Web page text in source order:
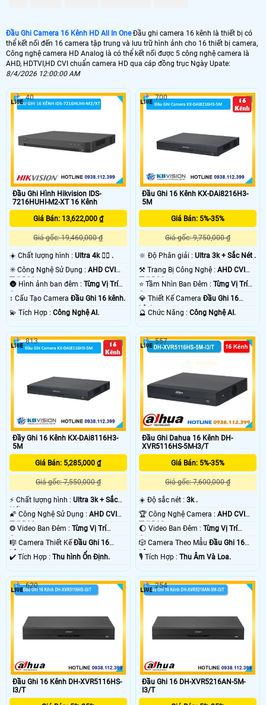
2.800.000 VNĐ DS-7216HGHI-K1
🗄 Đầu Thu Camera 16 Kênh Kbvision
📬 Đầu Ghi 16 Kênh 4k Dahua
DH-XVR5116H-4KL-I3
chất lượng ghi hình ảnh từ HD 1080N đến chất lượng ghi hình ultr 4k. Đầu
ghi sử dụng công nghệ lưu trữ h265 và h265+ tiết kiệm dung lượng lưu trữ ,
Đầu ghi camera hd 16 kênh giá rẻ giám sát qua mạng điện thoại ổn định
với công nghệ cloud và tên miền theo chính hãng.
Đầu Ghi Camera 16 Kênh HD All In OneĐầu ghi camera 16 kênh là thiết bị có
thể kết nối đến 16 camera tập trung và lưu trữ hình ảnh cho 16 thiết bị camera,
Công nghệ camera HD Analog là có thể kết nối được 5 công nghệ camera là
AHD, HDTVI,HD CVI chuẩn camera HD qua cáp đồng trục Ngày Upate:
8/4/2026 12:00:00 AM
Đầu Ghi Hình Hikvision IDS-
7216HUHI-M2-XT 16 Kênh
Giá Bán: 13,622,000 ₫
Giá gốc: 19,460,000 ₫
☀️ Chất lượng hình : Ultra 4k 👍🏾 .
✳️ Công Nghệ Sử Dụng : AHD CVI
TVI BCS.
🌚 Hình ảnh ban đêm : Từng Vị Trí
Camera .
↕️ Cấu Tạo Camera Đầu Ghi 16 kênh.
️💫 Tích Hợp : Công Nghệ AI.
40
Đầu Ghi 16 Kênh KX-DAi8216H3-
5M
Giá Bán: 5%-35%
Giá gốc: 9,750,000 ₫
🔆 Độ Phân giải :Ultra 3k + Sắc Nét .
⚒ Trang Bị Công Nghệ :AHD CVI
TVI BCS.
⭐ Tầm Nhìn Ban Đêm :Từng Vị Trí
Camera .
💎 Thiết Kế CameraĐầu Ghi 16
kênh.
️🔮 Chức Năng :Công Nghệ AI.
700
Đầy Ghi 16 Kênh KX-DAi8116H3-
5M
Giá Bán: 5,285,000 ₫
Giá gốc: 7,550,000 ₫
️⚡ Chất lượng hình : Ultra 3k + Sắc
Nét .
🌠 Công Nghệ Sử Dụng : AHD CVI
TVI BCS.
❂ Video Ban Đêm : Từng Vị Trí
Camera .
🎼️ Camera Thiết KếĐầu Ghi 16
kênh.
️✔️ Tích Hợp : Thu hình Ổn Định.
813
Đầu Ghi Dahua 16 Kênh DH-
XVR5116HS-5M-I3/T
Giá Bán: 5%-35%
Giá gốc: 7,600,000 ₫
☀️ Độ sắc nét :3k .
🏆 Công Nghệ Camera :AHD CVI
TVI BCS.
🌔 Video Ban Đêm :Từng Vị Trí
Camera .
🎲 Camera Theo MẫuĐầu Ghi 16
kênh.
️🎙 Tích Hợp :Thu Âm Và Loa.
557
Đầu Ghi 16 Kênh DH-XVR5116HS-
I3/T
620
Đầu Ghi 16 DH-XVR5216AN-5M-
I3/T
254